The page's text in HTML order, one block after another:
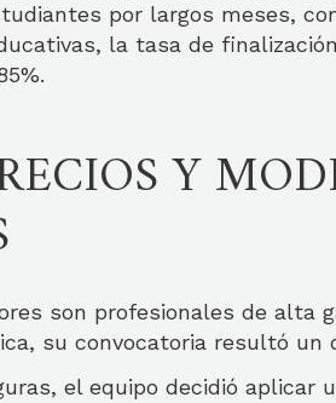
por largos meses,
la tasa de
Y
son profesionales de alta
su convocatoria resultó un
el equipo decidió aplicar